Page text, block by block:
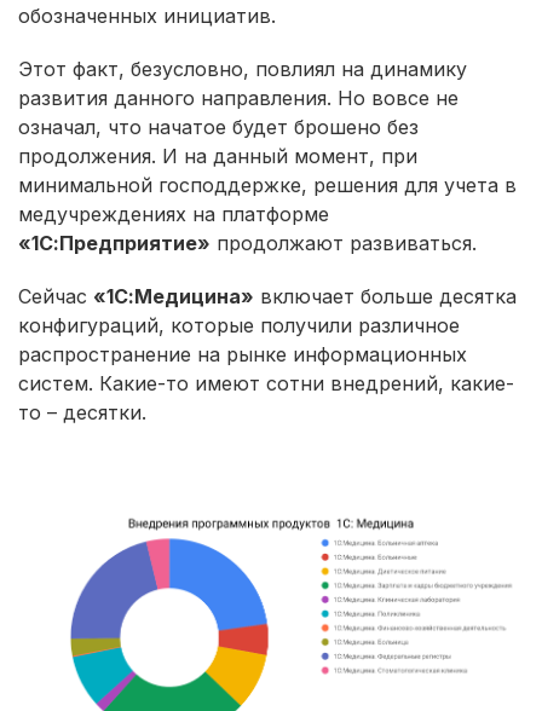
обозначенных инициатив.
Этот факт, безусловно, повлиял на динамику
развития данного направления. Но вовсе не
означал, что начатое будет брошено без
продолжения. И на данный момент, при
минимальной господдержке, решения для учета в
медучреждениях на платформе
«1С:Предприятие» продолжают развиваться.
Сейчас «1С:Медицина» включает больше десятка
конфигураций, которые получили различное
распространение на рынке информационных
систем. Какие-то имеют сотни внедрений, какие-
то – десятки.